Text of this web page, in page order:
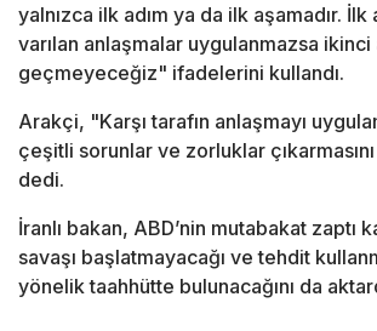
yalnızca ilk adım ya da ilk aşamadır. İlk
varılan anlaşmalar uygulanmazsa ikinci
geçmeyeceğiz" ifadelerini kullandı.
Arakçi, "Karşı tarafın anlaşmayı
çeşitli sorunlar ve zorluklar
dedi.
İranlı bakan, ABD’nin mutabakat zaptı
savaşı başlatmayacağı ve tehdit
yönelik taahhütte bulunacağını da